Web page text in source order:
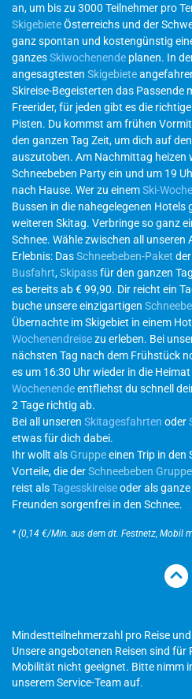
an, um bis zu 3000 Teilnehmer pro
SkigebieteÖsterreichs und der
ganz spontan und kostengünstig
ganzesSkiwochenende planen. In
angesagtesten Skigebiete
Skireise-Begeisterten das Passende
Freerider, für jeden gibt es die
Pisten. Du kommst am frühen
den ganzen Tag Zeit, um dich auf
auszutoben. Am Nachmittag heizen
Schneebeben Party ein und um 19
nach Hause. Wer zu einemSki-
Bussen in die nahegelegenen Hotels
weiteren Skitag. Verbringe so ganz
Schnee. Wähle zwischen all unseren
Erlebnis: DasSchneebeben-Paket der
Busfahrt,Skipassfür den ganzen
es bereits ab € 99,90. Dir reicht ein
buche unsere einzigartigen
Übernachte im Skigebiet in einem
Wochenendreisezu erleben. Bei
nächsten Tag nach dem Frühstück
es um 16:30 Uhr wieder in die
Wochenendeentfliehst du schnell
2 Tage richtig ab.
Bei all unseren Skitagesfahrten oder
etwas für dich dabei.
Ihr wollt alsGruppeeinen Trip in den
Vorteile, die derSchneebeben
reist alsTagesskireiseoder als ganze
Freunden sorgenfrei in den Schnee.
* (0,14 €/Min. aus dem dt. Festnetz, Mobil
Mindestteilnehmerzahl pro Reise
Unsere angebotenen Reisen sind
Mobilität nicht geeignet. Bitte nimm
unserem Service-Team auf.